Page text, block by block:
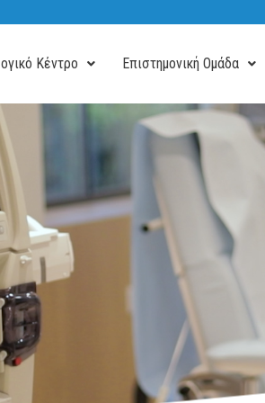
Κέντρο Επιστημονική Ομάδα